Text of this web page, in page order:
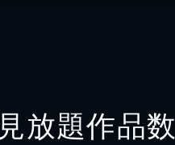
見放題作品数